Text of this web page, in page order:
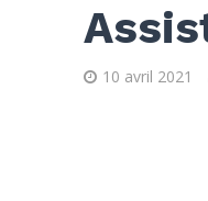
10 avril 2021